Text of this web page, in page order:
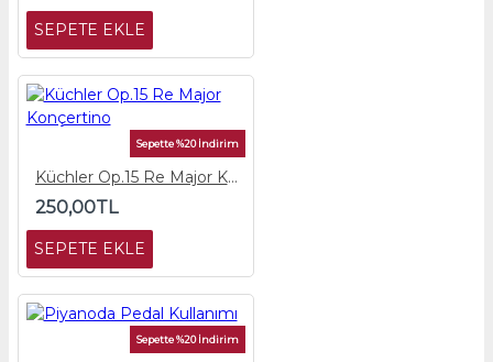
SEPETE EKLE
Sepette %20 İndirim
Küchler Op.15 Re Major Konçertino
250,00TL
SEPETE EKLE
Sepette %20 İndirim